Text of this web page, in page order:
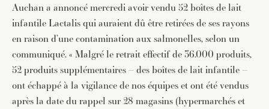
Auchan a annoncé mercredi avoir vendu 52 boîtes de lait
infantile Lactalis qui auraient dû être retirées de ses rayons
en raison d’une contamination aux salmonelles, selon un
communiqué. « Malgré le retrait effectif de 36.000 produits,
52 produits supplémentaires – des boîtes de lait infantile –
ont échappé à la vigilance de nos équipes et ont été vendus
après la date du rappel sur 28 magasins (hypermarchés et